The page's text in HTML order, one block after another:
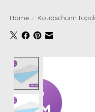
Home / Koudschuim